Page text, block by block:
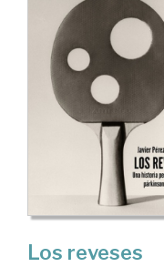
Los reveses